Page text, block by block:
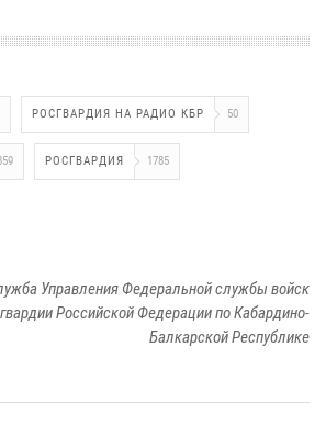
РОСГВАРДИЯ НА РАДИО КБР 50
РОСГВАРДИЯ 1785
Управления Федеральной службы войск
Российской Федерации по Кабардино-
Балкарской Республике